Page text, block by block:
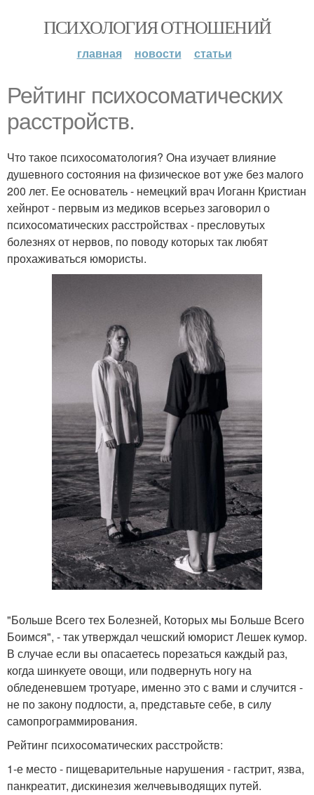
ПСИХОЛОГИЯ ОТНОШЕНИЙ
главная новости статьи
Рейтинг психосоматических
расстройств.
Что такое психосоматология? Она изучает влияние
душевного состояния на физическое вот уже без малого
200 лет. Ее основатель - немецкий врач Иоганн Кристиан
хейнрот - первым из медиков всерьез заговорил о
психосоматических расстройствах - пресловутых
болезнях от нервов, по поводу которых так любят
прохаживаться юмористы.
"Больше Всего тех Болезней, Которых мы Больше Всего
Боимся", - так утверждал чешский юморист Лешек кумор.
В случае если вы опасаетесь порезаться каждый раз,
когда шинкуете овощи, или подвернуть ногу на
обледеневшем тротуаре, именно это с вами и случится -
не по закону подлости, а, представьте себе, в силу
самопрограммирования.
Рейтинг психосоматических расстройств:
1-е место - пищеварительные нарушения - гастрит, язва,
панкреатит, дискинезия желчевыводящих путей.